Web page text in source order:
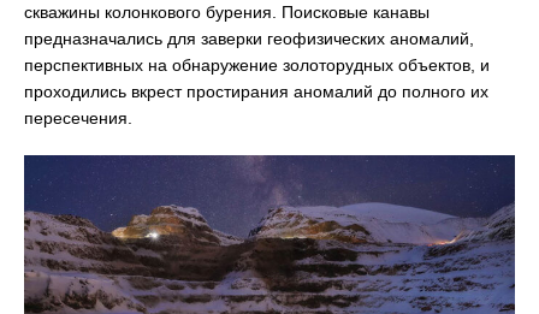
скважины колонкового бурения. Поисковые канавы
предназначались для заверки геофизических аномалий,
перспективных на обнаружение золоторудных объектов, и
проходились вкрест простирания аномалий до полного их
пересечения.